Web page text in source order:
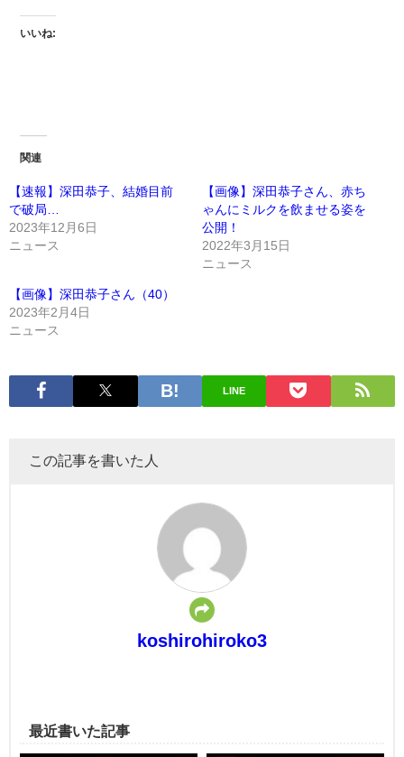
いいね:
関連
【速報】深田恭子、結婚目前
で破局…
2023年12月6日
ニュース
【画像】深田恭子さん、赤ち
ゃんにミルクを飲ませる姿を
公開！
2022年3月15日
ニュース
【画像】深田恭子さん（40）
2023年2月4日
ニュース
LINE
この記事を書いた人
koshirohiroko3
最近書いた記事